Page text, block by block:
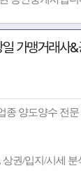
가맹거래사
종 양도양수 전
권/입지/시세